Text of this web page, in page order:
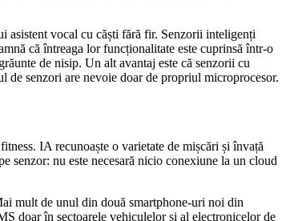
asistent vocal cu căști fără fir. Senzorii inteligenți
că întreaga lor funcționalitate este cuprinsă într-o
de nisip. Un alt avantaj este că senzorii cu
de senzori are nevoie doar de propriul microprocesor.
IA recunoaște o varietate de mișcări și învață
senzor: nu este necesară nicio conexiune la un cloud
mult de unul din două smartphone-uri noi din
doar în sectoarele vehiculelor și al electronicelor de